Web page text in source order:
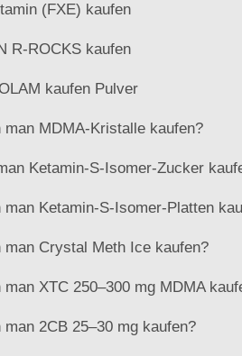
(FXE) kaufen
R-ROCKS kaufen
kaufen Pulver
man MDMA-Kristalle kaufen?
Ketamin-S-Isomer-Zucker
man Ketamin-S-Isomer-Platten
man Crystal Meth Ice kaufen?
XTC 250–300 mg MDMA
2CB 25–30 mg kaufen?